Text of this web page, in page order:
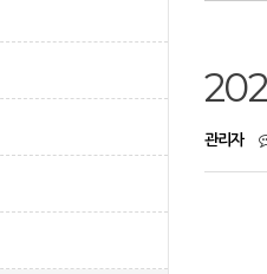
관리자